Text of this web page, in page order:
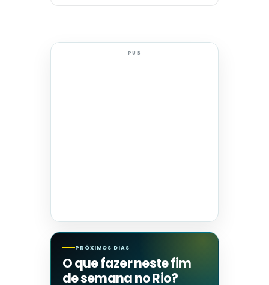
PUB
PRÓXIMOS DIAS
O que fazer neste fim
de semana no Rio?